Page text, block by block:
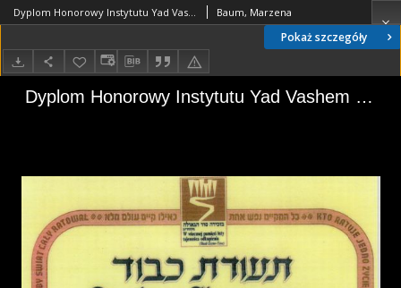
Pokaż szczegóły
Dyplom Honorowy Instytutu Yad Vashem dla Edwarda Cyganiewicza. 20 lipca 1994 roku Das Ehrendiplom von Yad Vashem für Edward Cyganiewicz, Juli, 20. 1994 Baum, Marzena